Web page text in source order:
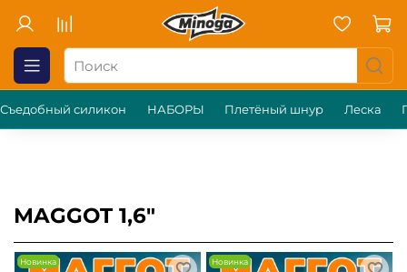
Съедобный силикон НАБОРЫ Плетёный шнур Леска
MAGGOT 1,6"
Новинка Новинка